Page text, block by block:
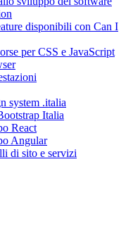
disponibili con Can I
per CSS e JavaScript
system .italia
Italia
React
Angular
di sito e servizi